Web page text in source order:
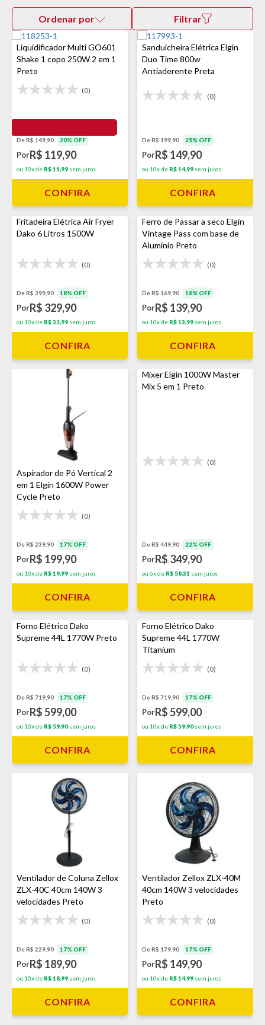
Ordenar por Filtrar
Liquidificador Multi GO601
Shake 1 copo 250W 2 em 1
Preto
(0)
De R$ 149,90 20% OFF
PorR$ 119,90
ou 10x de R$ 11,99 sem juros
CONFIRA
Sanduicheira Elétrica Elgin
Duo Time 800w
Antiaderente Preta
(0)
De R$ 199,90 25% OFF
PorR$ 149,90
ou 10x de R$ 14,99 sem juros
CONFIRA
Fritadeira Elétrica Air Fryer
Dako 6 Litros 1500W
(0)
De R$ 399,90 18% OFF
PorR$ 329,90
ou 10x de R$ 32,99 sem juros
CONFIRA
Ferro de Passar a seco Elgin
Vintage Pass com base de
Alumínio Preto
(0)
De R$ 169,90 18% OFF
PorR$ 139,90
ou 10x de R$ 13,99 sem juros
CONFIRA
Aspirador de Pó Vertical 2
em 1 Elgin 1600W Power
Cycle Preto
(0)
De R$ 239,90 17% OFF
PorR$ 199,90
ou 10x de R$ 19,99 sem juros
CONFIRA
Mixer Elgin 1000W Master
Mix 5 em 1 Preto
(0)
De R$ 449,90 22% OFF
PorR$ 349,90
ou 6x de R$ 58,31 sem juros
CONFIRA
Forno Elétrico Dako
Supreme 44L 1770W Preto
(0)
De R$ 719,90 17% OFF
PorR$ 599,00
ou 10x de R$ 59,90sem juros
CONFIRA
Forno Elétrico Dako
Supreme 44L 1770W
Titanium
(0)
De R$ 719,90 17% OFF
PorR$ 599,00
ou 10x de R$ 59,90sem juros
CONFIRA
Ventilador de Coluna Zellox
ZLX-40C 40cm 140W 3
velocidades Preto
(0)
De R$ 229,90 17% OFF
PorR$ 189,90
ou 10x de R$ 18,99 sem juros
CONFIRA
Ventilador Zellox ZLX-40M
40cm 140W 3 velocidades
Preto
(0)
De R$ 179,90 17% OFF
PorR$ 149,90
ou 10x de R$ 14,99 sem juros
CONFIRA